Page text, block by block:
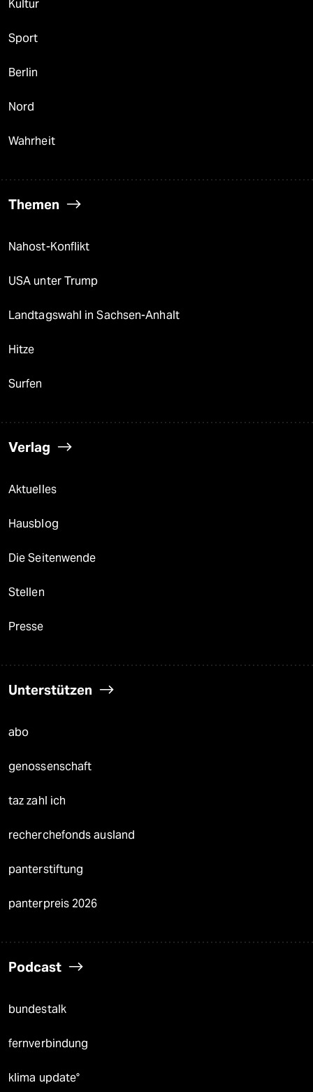
Kultur
Sport
Berlin
Nord
Wahrheit
Themen
Nahost-Konflikt
USA unter Trump
Landtagswahl in Sachsen-Anhalt
Hitze
Surfen
Verlag
Aktuelles
Hausblog
Die Seitenwende
Stellen
Presse
Unterstützen
abo
genossenschaft
taz zahl ich
recherchefonds ausland
panterstiftung
panterpreis 2026
Podcast
bundestalk
fernverbindung
klima update°